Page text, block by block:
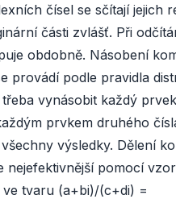
čísel se sčítají jejich
části zvlášť. Při
obdobně. Násobení
provádí podle pravidla
třeba vynásobit každý
prvkem druhého
výsledky. Dělení
nejefektivnější pomocí
ve tvaru (a+bi)/(c+di) =